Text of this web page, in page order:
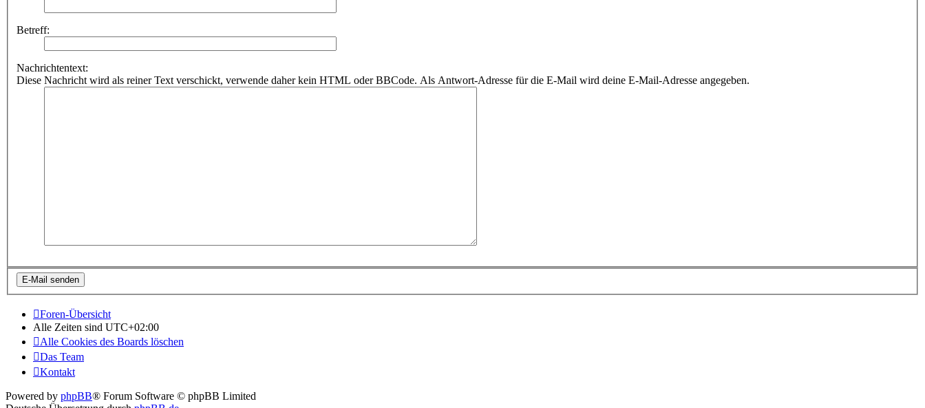
Betreff:
Nachrichtentext:
Diese Nachricht wird als reiner Text verschickt, verwende daher kein HTML oder BBCode. Als Antwort-Adresse für die E-Mail wird deine E-Mail-Adresse angegeben.
Foren-Übersicht
Alle Zeiten sind UTC+02:00
Alle Cookies des Boards löschen
Das Team
Kontakt
Powered by phpBB® Forum Software © phpBB Limited